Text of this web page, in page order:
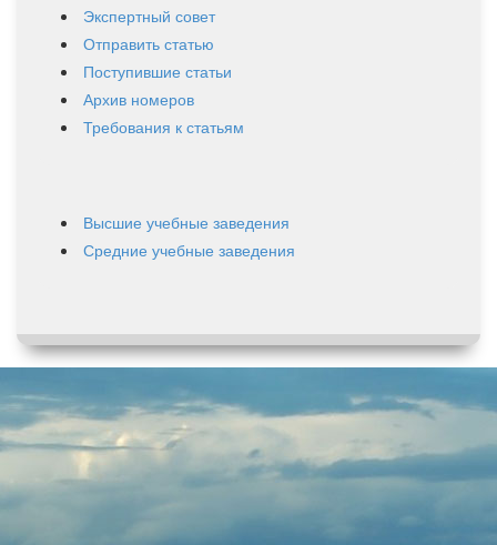
Экспертный совет
Отправить статью
Поступившие статьи
Архив номеров
Требования к статьям
Высшие учебные заведения
Средние учебные заведения